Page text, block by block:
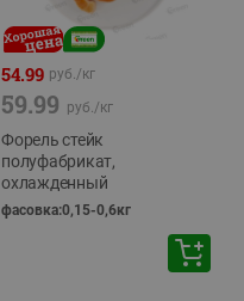
54.99 руб./кг
59.99 руб./кг
Форель стейк
полуфабрикат,
охлажденный
фасовка:0,15-0,6кг